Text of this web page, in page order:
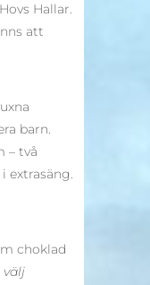
Hallar.
att
barn.
– två
extrasäng.
choklad
välj